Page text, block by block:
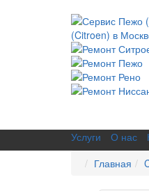
Услуги О нас
Главная